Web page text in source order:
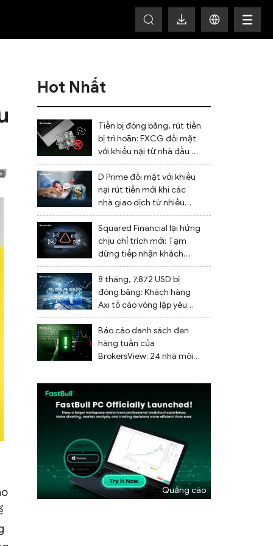
HOT
Hot Nhất
Tiền bị đóng băng, rút tiền
bị trì hoãn: FXCG đối mặt
với khiếu nại từ nhà đầu tư
về việc đóng tài khoản và
những thiếu sót trong
quản lý
D Prime đối mặt với khiếu
nại rút tiền mới khi các
nhà giao dịch từ nhiều
quốc gia báo cáo tiền bị
chặn.
Squared Financial lại hứng
chịu chỉ trích mới: Tạm
dừng tiếp nhận khách
hàng mới, rút tiền bị chậm
trễ
8 tháng, 7.872 USD bị
đóng băng: Khách hàng
Axi tố cáo vòng lặp yêu
cầu tài liệu vô tận và
không thể rút tiền
Báo cáo danh sách đen
hàng tuần của
BrokersView: 24 nhà môi
ngày 27 tháng 7 đến ngày